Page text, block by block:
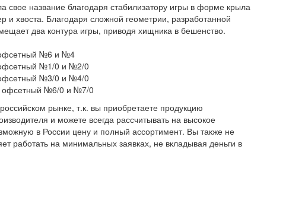
свое название благодаря стабилизатору игры в форме крыла
и хвоста. Благодаря сложной геометрии, разработанной
два контура игры, приводя хищника в бешенство.
№6 и №4
№1/0 и №2/0
№3/0 и №4/0
офсетный №6/0 и №7/0
рынке, т.к. вы приобретаете продукцию
и можете всегда рассчитывать на высокое
в России цену и полный ассортимент. Вы также не
работать на минимальных заявках, не вкладывая деньги в